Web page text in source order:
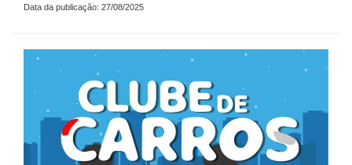
Data da publicação: 27/08/2025